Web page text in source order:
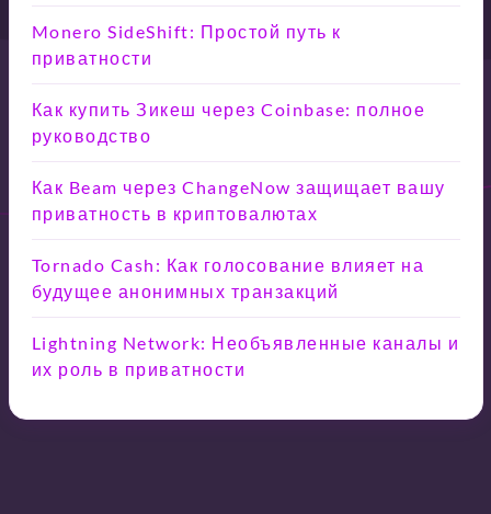
Monero SideShift: Простой путь к
приватности
Как купить Зикеш через Coinbase: полное
руководство
Как Beam через ChangeNow защищает вашу
приватность в криптовалютах
Tornado Cash: Как голосование влияет на
будущее анонимных транзакций
Lightning Network: Необъявленные каналы и
их роль в приватности